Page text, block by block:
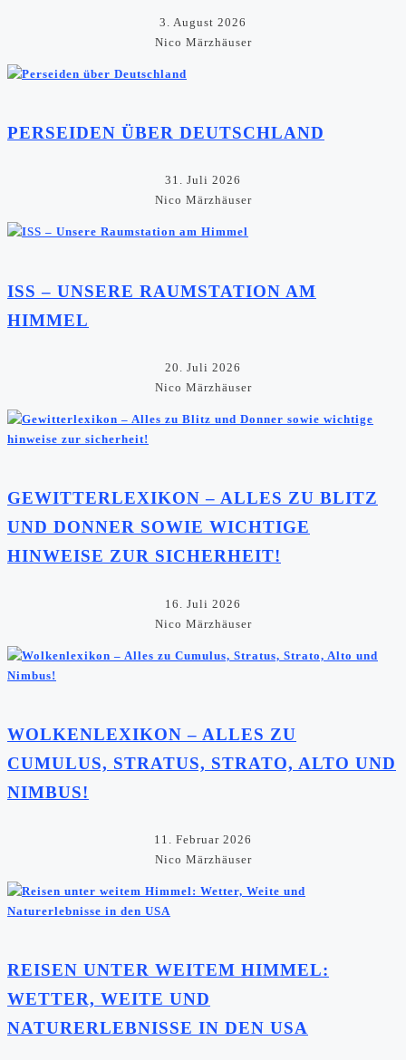
3. August 2026
Nico Märzhäuser
PERSEIDEN ÜBER DEUTSCHLAND
31. Juli 2026
Nico Märzhäuser
ISS – UNSERE RAUMSTATION AM
HIMMEL
20. Juli 2026
Nico Märzhäuser
GEWITTERLEXIKON – ALLES ZU BLITZ
UND DONNER SOWIE WICHTIGE
HINWEISE ZUR SICHERHEIT!
16. Juli 2026
Nico Märzhäuser
WOLKENLEXIKON – ALLES ZU
CUMULUS, STRATUS, STRATO, ALTO UND
NIMBUS!
11. Februar 2026
Nico Märzhäuser
REISEN UNTER WEITEM HIMMEL:
WETTER, WEITE UND
NATURERLEBNISSE IN DEN USA